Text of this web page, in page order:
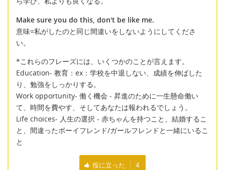
Make sure you do this, don't be like me.
意味=私がしたのと同じ間違いをしないようにしてくださ
い。
*これらのフレーズには、いくつかのことが言えます。
Education- 教育：ex：学校を中退しない、成績を伸ばした
り、勉強をしっかりする。
Work opportunity- 働く機会 - 昇進のために一生懸命働い
て、時間を費やす、そしてあなたは報われるでしょう。
Life choices- 人生の選択 - 赤ちゃんを持つこと、結婚するこ
と、間違ったボーイフレンド/ガールフレンドと一緒にいるこ
と
役に立った 4